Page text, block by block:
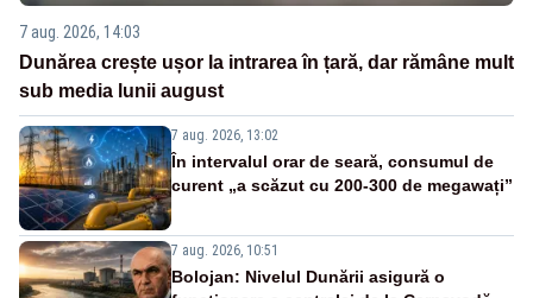
7 aug. 2026, 14:03
Dunărea crește ușor la intrarea în țară, dar rămâne mult
sub media lunii august
7 aug. 2026, 13:02
În intervalul orar de seară, consumul de
curent „a scăzut cu 200-300 de megawați”
7 aug. 2026, 10:51
Bolojan: Nivelul Dunării asigură o